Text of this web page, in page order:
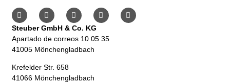
Steuber GmbH & Co. KG
Apartado de correos 10 05 35
41005 Mönchengladbach
Krefelder Str. 658
41066 Mönchengladbach